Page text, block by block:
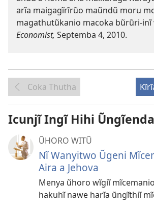
arĩa maigagĩrĩrũo maũndũ moru
magathutũkanio macoka bũrũri-inĩ
Economist, Septemba 4, 2010.
Coka Thutha
Icunjĩ Ingĩ Hihi
ŨHORO WITŨ
Nĩ Wanyitwo Ũgeni
Aira a Jehova
Menya ũhoro wĩgiĩ
hakuhĩ nawe harĩa ũngĩthiĩ